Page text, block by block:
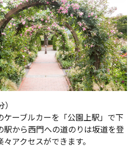
ケーブルカーを「公園上駅」で下
駅から西門への道のりは坂道を登
アクセスができます。